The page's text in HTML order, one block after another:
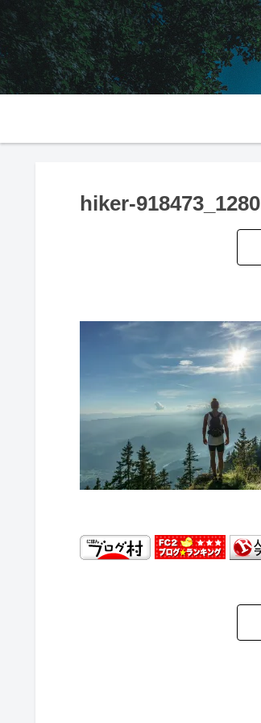
hiker-918473_1280